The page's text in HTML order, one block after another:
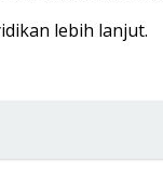
lebih lanjut.